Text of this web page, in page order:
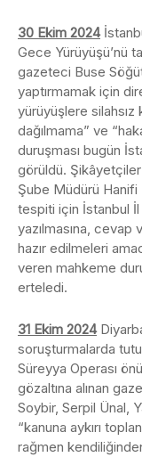
30 Ekim 2024
Gece Yürüyüşü’nü
gazeteci Buse
yaptırmamak için
yürüyüşlere silahsız
dağılmama” ve
duruşması bugün
görüldü.
Şube Müdürü
tespiti için İstanbul
yazılmasına,
hazır edilmeleri
veren mahkeme
erteledi.
31 Ekim 2024
soruşturmalarda
Süreyya Operası
gözaltına alınan
Soybir, Serpil Ünal,
“kanuna aykırı
rağmen